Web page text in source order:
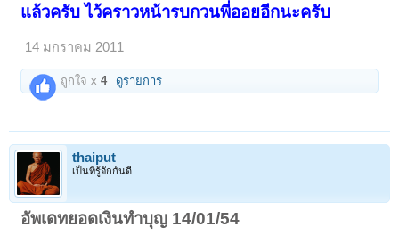
แล้วครับ ไว้คราวหน้ารบกวนพี่ออยอีกนะครับ
14 มกราคม 2011
ถูกใจ x4 ดูรายการ
thaiput
เป็นที่รู้จักกันดี
อัพเดทยอดเงินทำบุญ 14/01/54